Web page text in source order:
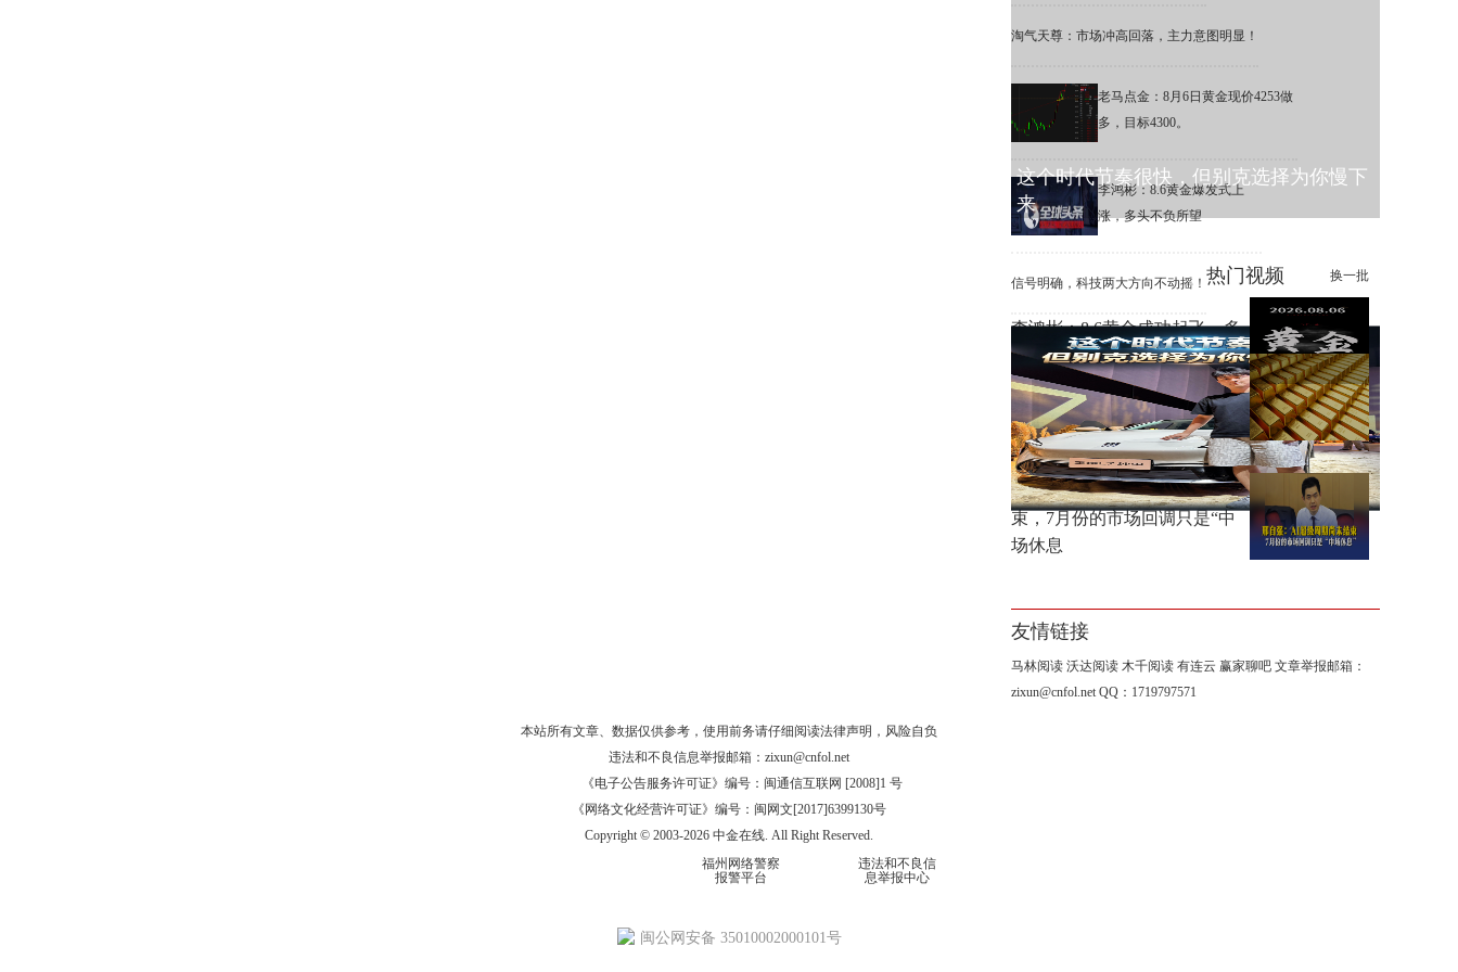
淘气天尊：市场冲高回落，主力意图明显！
老马点金：8月6日黄金现价4253做
多，目标4300。
李鸿彬：8.6黄金爆发式上
涨，多头不负所望
信号明确，科技两大方向不动摇！ 热门视频 换一批
这个时代节奏很快，但别克选择为你慢下
来
李鸿彬：8.6黄金成功起飞，多
头打响反攻战
黄金大涨，错过机会，总比低
位割肉强！
邢自强：AI超级周期尚未结
束，7月份的市场回调只是“中
场休息
友情链接
马林阅读 沃达阅读 木千阅读 有连云 赢家聊吧 文章举报邮箱：
zixun@cnfol.net QQ：1719797571
本站所有文章、数据仅供参考，使用前务请仔细阅读法律声明 ，风险自负
违法和不良信息举报邮箱： zixun@cnfol.net
《电子公告服务许可证》编号：闽通信互联网 [2008]1 号
《网络文化经营许可证》编号：闽网文[2017]6399130号
Copyright © 2003-2026 中金在线. All Right Reserved.
福州网络警察
报警平台
违法和不良信
息举报中心
闽公网安备 35010002000101号